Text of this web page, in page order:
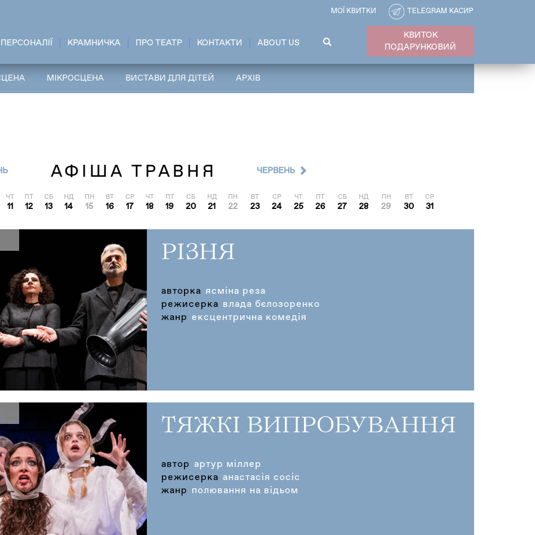
ПЕРСОНАЛІЇ КРАМНИЧКА ПРО ТЕАТР КОНТАКТИ ABOUT US
ПОШУКОВА
ФОРМА
КВИТОК
ПОДАРУНКОВИЙ
МОЇ КВИТКИ TELEGRAM КАСИР
МІКРОСЦЕНА ВИСТАВИ ДЛЯ ДІТЕЙ АРХІВ
АФІША ТРАВНЯ
ЧТ
11
ПТ
12
СБ
13
НД
14
ПН
15
ВТ
16
СР
17
ЧТ
18
ПТ
19
СБ
20
НД
21
ПН
22
ВТ
23
СР
24
ЧТ
25
ПТ
26
СБ
27
НД
28
ПН
29
ВТ
30
СР
31
ЧЕРВЕНЬ
РІЗНЯ
авторка ясміна реза
режисерка влада бєлозоренко
жанр ексцентрична комедія
ТЯЖКІ ВИПРОБУВАННЯ
автор артур міллер
режисерка анастасія сосіс
жанр
полювання на відьом